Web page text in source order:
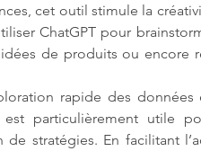
cet outil stimule la
ChatGPT pour
de produits ou encore
rapide des données
particulièrement utile
stratégies. En facilitant